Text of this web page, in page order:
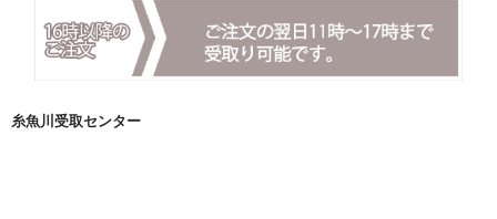
糸魚川受取センター